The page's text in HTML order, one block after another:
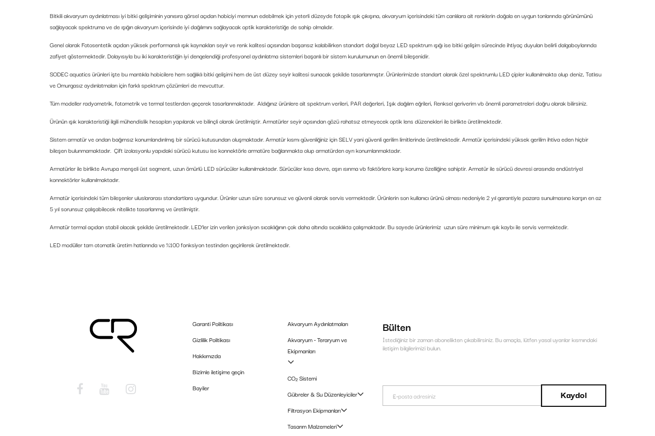
Bitkili akvaryum aydınlatması iyi bitki gelişiminin yanısıra görsel açıdan hobiciyi memnun edebilmek için yeterli düzeyde fotopik ışık çıkışına, akvaryum içerisindeki tüm canlılara ait renklerin doğala en uygun tonlarında görünümünü
sağlayacak spektruma ve de ışığın akvaryum içerisinde iyi dağılımını sağlayacak optik karakteristiğe de sahip olmalıdır.
Genel olarak Fotosentetik açıdan yüksek performanslı ışık kaynakları seyir ve renk kalitesi açısından başarısız kalabilirken standart doğal beyaz LED spektrum ışığı ise bitki gelişim sürecinde ihtiyaç duyulan belirli dalgaboylarında
zafiyet göstermektedir. Dolayısıyla bu iki karakteristiğin iyi dengelendiği profesyonel aydınlatma sistemleri başarılı bir sistem kurulumunun en önemli bileşenidir.
SODEC aquatics ürünleri işte bu mantıkla hobicilere hem sağlıklı bitki gelişimi hem de üst düzey seyir kalitesi sunacak şekilde tasarlanmıştır. Ürünlerimizde standart olarak özel spektrumlu LED çipler kullanılmakta olup deniz, Tatlısu
ve Omurgasız aydınlatmaları için farklı spektrum çözümleri de mevcuttur.
Tüm modeller radyometrik, fotometrik ve termal testlerden geçerek tasarlanmaktadır. Aldığınız ürünlere ait spektrum verileri, PAR değerleri, Işık dağılım eğrileri, Renksel geriverim vb önemli parametreleri doğru olarak bilirsiniz.
Ürünün ışık karakteristiği ilgili mühendislik hesapları yapılarak ve bilinçli olarak üretilmiştir. Armatürler seyir açısından gözü rahatsız etmeyecek optik lens düzenekleri ile birlikte üretilmektedir.
Sistem armatür ve ondan bağımsız konumlandırılmış bir sürücü kutusundan oluşmaktadır. Armatür kısmı güvenliğiniz için SELV yani güvenli gerilim limitlerinde üretilmektedir. Armatür içerisindeki yüksek gerilim ihtiva eden hiçbir
bileşen bulunmamaktadır. Çift izolasyonlu yapıdaki sürücü kutusu ise konnektörle armatüre bağlanmakta olup armatürden ayrı konumlanmaktadır.
Armatürler ile birlikte Avrupa menşeli üst segment, uzun ömürlü LED sürücüler kullanılmaktadır. Sürücüler kısa devre, aşırı ısınma vb faktörlere karşı koruma özelliğine sahiptir. Armatür ile sürücü devresi arasında endüstriyel
konnektörler kullanılmaktadır.
Armatür içerisindeki tüm bileşenler uluslararası standartlara uygundur. Ürünler uzun süre sorunsuz ve güvenli olarak servis vermektedir. Ürünlerin son kullanıcı ürünü olması nedeniyle 2 yıl garantiyle pazara sunulmasına karşın en az
5 yıl sorunsuz çalışabilecek nitelikte tasarlanmış ve üretilmiştir.
Armatür termal açıdan stabil olacak şekilde üretilmektedir. LED’ler izin verilen jonksiyon sıcaklığının çok daha altında sıcaklıkta çalışmaktadır. Bu sayede ürünlerimiz uzun süre minimum ışık kaybı ile servis vermektedir.
LED modüller tam otomatik üretim hatlarında ve %100 fonksiyon testinden geçirilerek üretilmektedir.
Garanti Politikası
Gizlilik Politikası
Hakkımızda
Bizimle iletişime geçin
Bayiler
Akvaryum Aydınlatmaları
Akvaryum - Teraryum ve
Ekipmanları
CO₂ Sistemi
Gübreler & Su Düzenleyiciler
Filtrasyon Ekipmanları
Tasarım Malzemeleri
Bülten
İstediğiniz bir zaman abonelikten çıkabilirsiniz. Bu amaçla, lütfen yasal uyarılar kısmındaki
iletişim bilgilerimizi bulun.
Kaydol